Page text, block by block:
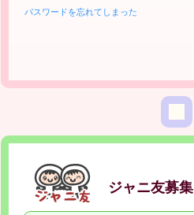
パスワードを忘れてしまった
ジャニ友募集